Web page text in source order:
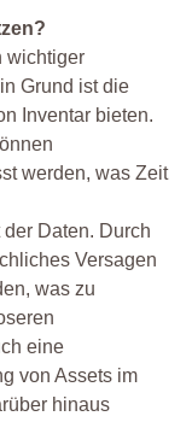
wichtiger
Grund ist die
Inventar bieten.
werden, was Zeit
Daten. Durch
Versagen
was zu
eine
von Assets im
hinaus